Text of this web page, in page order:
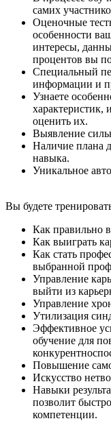
самих
Оценочные
особенности
интересы,
процентов вы
Специальный
информации и
Узнаете
характеристик,
оценить их.
Выявление
Наличие плана
навыка.
Уникальное
Вы будете
Как правильно
Как выиграть
Как стать
выбранной
Управление
выйти из
Управление
Утилизация
Эффективное
обучение для
Повышение
Искусство
Навыки
позволит
компетенции.